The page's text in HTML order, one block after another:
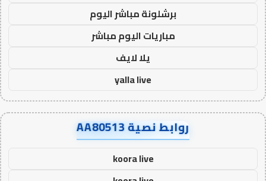
برشلونة مباشر اليوم
مباريات اليوم مباشر
يلا لايف
yalla live
روابط نصية AA80513
koora live